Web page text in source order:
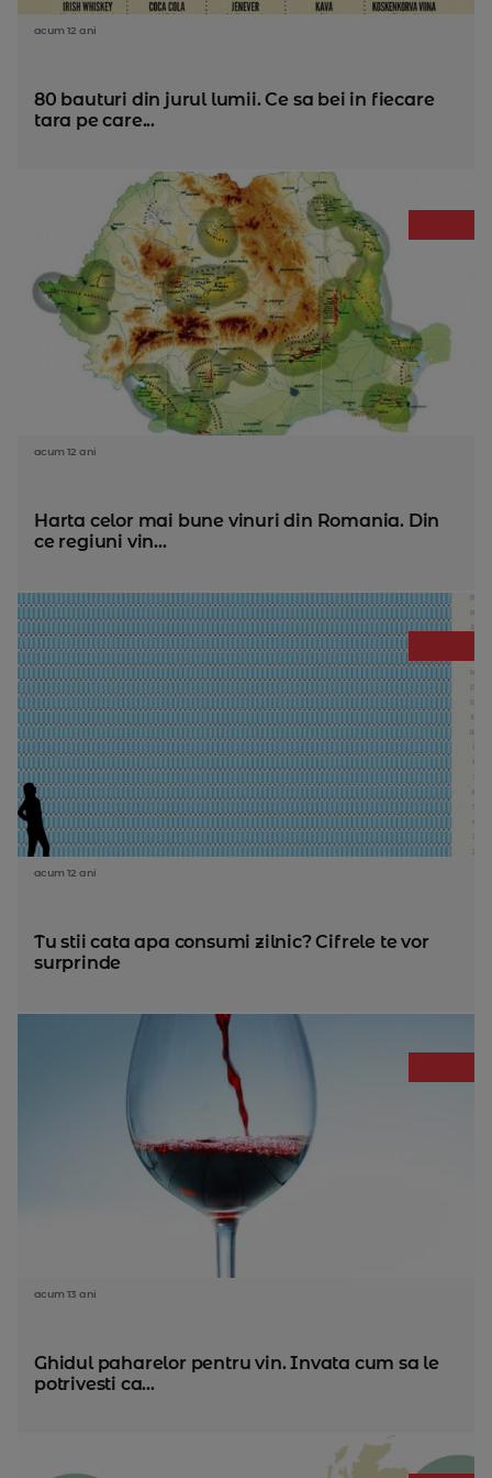
acum 12 ani
80 bauturi din jurul lumii. Ce sa bei in fiecare
tara pe care...
acum 12 ani
Harta celor mai bune vinuri din Romania. Din
ce regiuni vin...
acum 12 ani
Tu stii cata apa consumi zilnic? Cifrele te vor
surprinde
acum 13 ani
Ghidul paharelor pentru vin. Invata cum sa le
potrivesti ca...